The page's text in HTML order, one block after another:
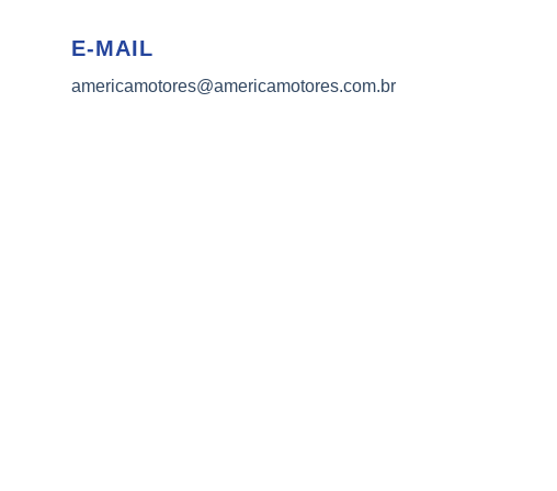
E-MAIL
americamotores@americamotores.com.br